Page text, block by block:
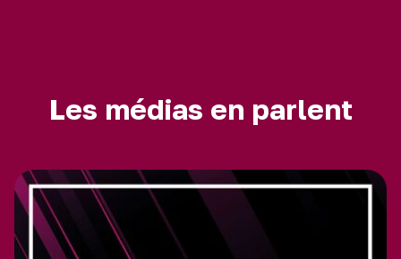
Les médias en parlent